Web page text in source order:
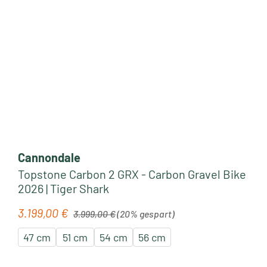
Cannondale
Topstone Carbon 2 GRX - Carbon Gravel Bike
2026 | Tiger Shark
Verkaufspreis:
3.199,00 € Regulärer Preis:
3.999,00 €(20% gespart)
47 cm 51 cm 54 cm 56 cm